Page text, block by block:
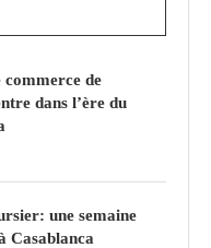
commerce de
dans l’ère du
une semaine
Casablanca